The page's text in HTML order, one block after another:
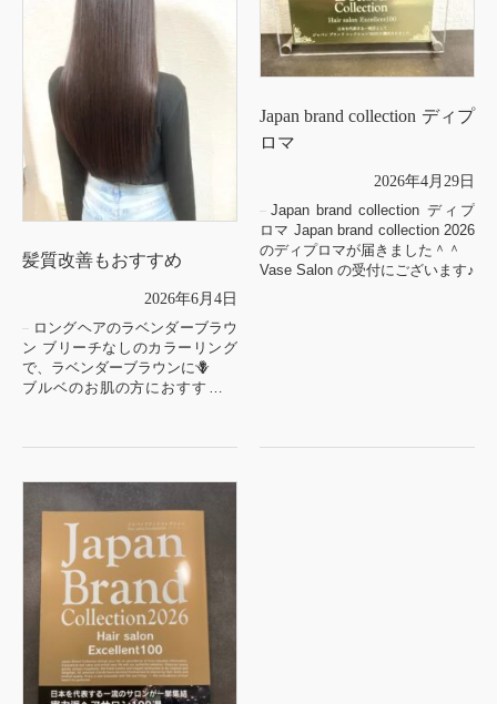
髪質改善もおすすめ
2026年6月4日
ロングヘアのラベンダーブラウ
ン ブリーチなしのカラーリング
で、ラベンダーブラウンに🪻
ブルベのお肌の方におすすめの
綺麗なストレートロングには髪
Japan brand collection ディプ
ロマ
2026年4月29日
Japan brand collection ディプ
ロマ Japan brand collection 2026
のディプロマが届きました＾＾
Vase Salon の受付にございます♪